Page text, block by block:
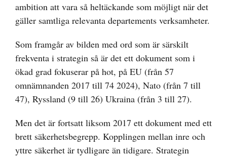
ambition att vara så heltäckande som möjligt när det
gäller samtliga relevanta departements verksamheter.
Som framgår av bilden med ord som är särskilt
frekventa i strategin så är det ett dokument som i
ökad grad fokuserar på hot, på EU (från 57
omnämnanden 2017 till 74 2024), Nato (från 7 till
47), Ryssland (9 till 26) Ukraina (från 3 till 27).
Men det är fortsatt liksom 2017 ett dokument med ett
brett säkerhetsbegrepp. Kopplingen mellan inre och
yttre säkerhet är tydligare än tidigare. Strategin